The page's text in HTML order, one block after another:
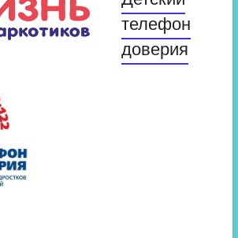
телефон
доверия